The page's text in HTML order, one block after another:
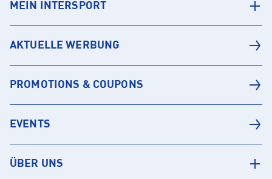
MEIN INTERSPORT
AKTUELLE WERBUNG
PROMOTIONS & COUPONS
EVENTS
ÜBER UNS